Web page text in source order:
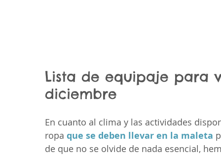
Lista de equipaje para
diciembre
En cuanto al clima y las actividades
ropa que se deben llevar en la maleta
de que no se olvide de nada esencial,